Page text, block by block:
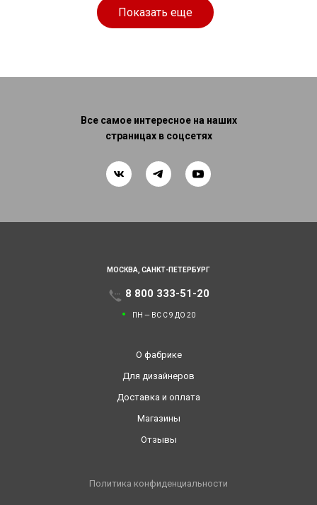
Показать еще
Все самое интересное на наших
страницах в соцсетях
МОСКВА, САНКТ-ПЕТЕРБУРГ
8 800 333-51-20
ПН — ВС С 9 ДО 20
О фабрике
Для дизайнеров
Доставка и оплата
Магазины
Отзывы
Политика конфиденциальности